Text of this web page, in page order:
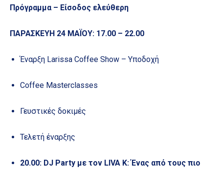
Πρόγραμμα – Είσοδος ελεύθερη
ΠΑΡΑΣΚΕΥΗ 24 ΜΑΪΟΥ: 17.00 – 22.00
Έναρξη Larissa Coffee Show – Υποδοχή
Coffee Masterclasses
Γευστικές δοκιμές
Τελετή έναρξης
20.00: DJ Party με τον LIVA K: Ένας από τους πιο